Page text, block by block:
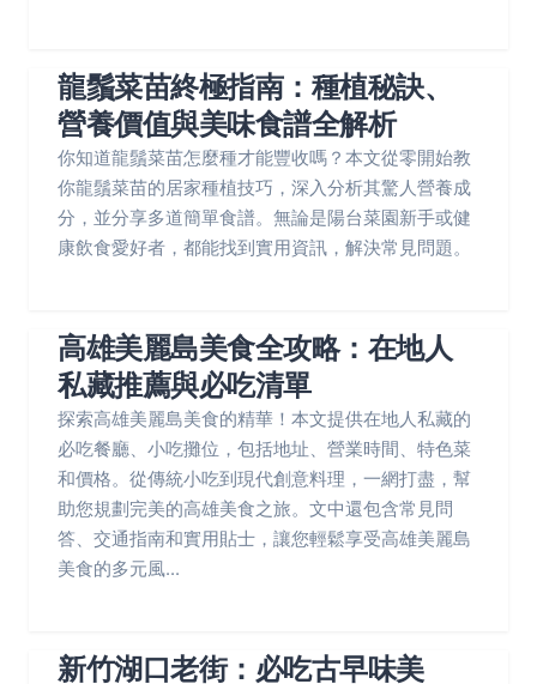
龍鬚菜苗終極指南：種植秘訣、
營養價值與美味食譜全解析
你知道龍鬚菜苗怎麼種才能豐收嗎？本文從零開始教
你龍鬚菜苗的居家種植技巧，深入分析其驚人營養成
分，並分享多道簡單食譜。無論是陽台菜園新手或健
康飲食愛好者，都能找到實用資訊，解決常見問題。
高雄美麗島美食全攻略：在地人
私藏推薦與必吃清單
探索高雄美麗島美食的精華！本文提供在地人私藏的
必吃餐廳、小吃攤位，包括地址、營業時間、特色菜
和價格。從傳統小吃到現代創意料理，一網打盡，幫
助您規劃完美的高雄美食之旅。文中還包含常見問
答、交通指南和實用貼士，讓您輕鬆享受高雄美麗島
美食的多元風...
新竹湖口老街：必吃古早味美